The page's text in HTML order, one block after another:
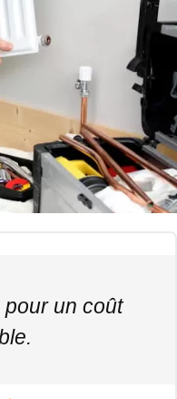
un coût